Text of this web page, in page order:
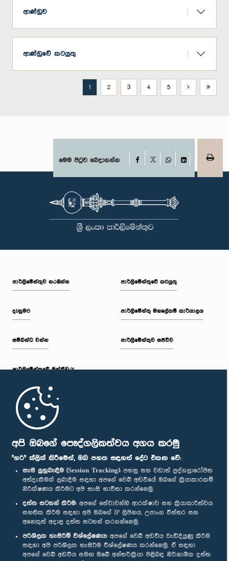
අපි ඔබගේ පෞද්ගලිකත්වය අගය කරමු
"හරි" ක්ලික් කිරීමෙන්, ඔබ පහත සඳහන් දේට එකඟ වේ:
සැසි ලුහුබැඳීම (Session Tracking): පහසු සහ වඩාත් පුද්ගලාරෝපිත
අත්දැකීමක් ලබාදීම සඳහා අපගේ වෙබ් අඩවියේ ඔබගේ ක්‍රියාකාරකම්
නිරීක්ෂණය කිරීමට අපි සැසි භාවිතා කරන්නෙමු.
දත්ත සටහන් කිරීම: අපගේ සේවාවන්හි ආරක්ෂාව සහ ක්‍රියාකාරීත්වය
සහතික කිරීම සඳහා අපි ඔබගේ IP ලිපිනය, උපාංග විස්තර සහ
අනෙකුත් අදාළ දත්ත සටහන් කරගන්නෙමු.
පරිශීලක හැසිරීම් විශ්ලේෂණය: අපගේ වෙබ් අඩවිය වැඩිදියුණු කිරීම
සඳහා අපි පරිශීලක හැසිරීම විශ්ලේෂණය කරන්නෙමු. ඒ සඳහා
අපගේ වෙබ් අඩවිය සමඟ ඔබේ අන්තර්ක්‍රියා පිළිබඳ නිර්නාමික දත්ත
ආණ්ඩුව
ආණ්ඩුවේ කටයුතු
1 2 3 4 5
මෙම පිටුව බෙදාගන්න Facebook
WhatsAppLinkedIn
පාර්ලි‌මේන්තුව නරඹන්න
දැනුමට
සම්බන්ධ වන්න
පාර්ලි‌මේන්තුවේ මන්ත්‍රීවරු
මුල් පිටුව
පාර්ලිමේන්තුවේ කටයුතු
පාර්ලිමේන්තු මහලේකම් කාර්යාලය
පාර්ලිමේන්තුව සජීවීව
පාර්ලිමේන්තු ජංගම යෙදුම
අප හා සම්බන්ධ වී සිටින්න :
සම්මාන